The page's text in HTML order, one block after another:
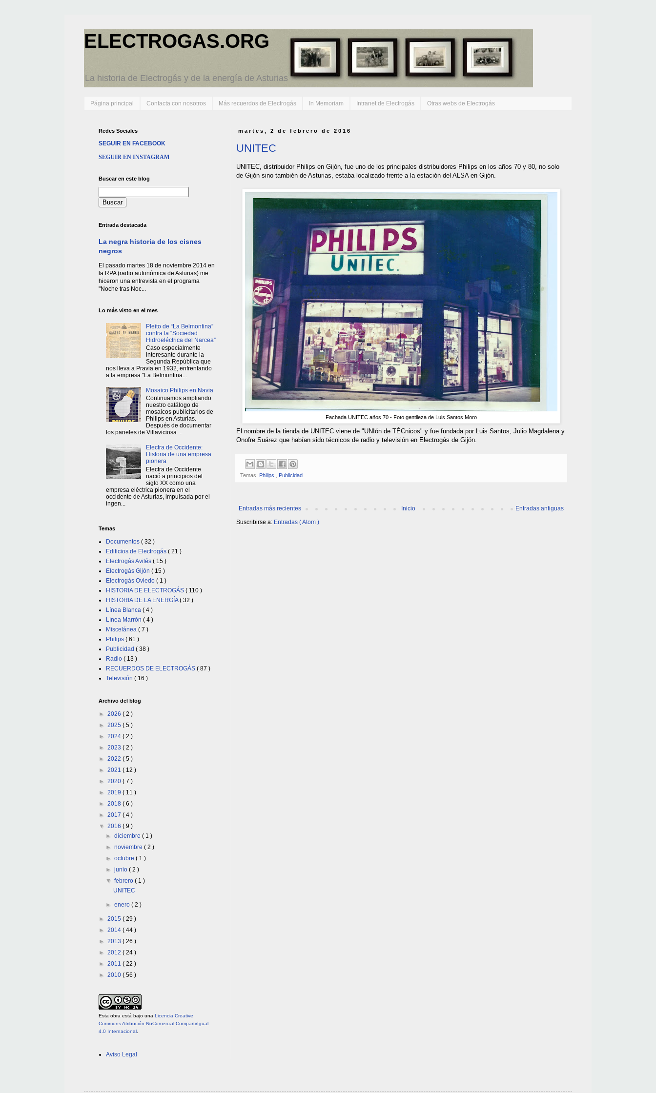
ELECTROGAS.ORG
La historia de Electrogás y de la energía de Asturias
Página principal Contacta con nosotros Más recuerdos de Electrogás In Memoriam Intranet de Electrogás Otras webs de Electrogás
martes, 2 de febrero de 2016
UNITEC
UNITEC, distribuidor Philips en Gijón, fue uno de los principales distribuidores Philips en los años 70 y 80, no solo
de Gijón sino también de Asturias, estaba localizado frente a la estación del ALSA en Gijón.
Fachada UNITEC años 70 - Foto gentileza de Luis Santos Moro
El nombre de la tienda de UNITEC viene de "UNIón de TÉCnicos" y fue fundada por Luis Santos, Julio Magdalena y
Onofre Suárez que habían sido técnicos de radio y televisión en Electrogás de Gijón.
Temas: Philips Publicidad
Entradas más recientes Entradas antiguas
Inicio
Suscribirse a: Entradas ( Atom )
Redes Sociales
SEGUIR EN FACEBOOK
SEGUIR EN INSTAGRAM
Buscar en este blog
Entrada destacada
La negra historia de los cisnes
negros
El pasado martes 18 de noviembre 2014 en
la RPA (radio autonómica de Asturias) me
hiceron una entrevista en el programa
"Noche tras Noc...
Lo más visto en el mes
Pleito de “La Belmontina”
contra la “Sociedad
Hidroeléctrica del Narcea”
Caso especialmente
interesante durante la
Segunda República que
nos lleva a Pravia en 1932, enfrentando
a la empresa "La Belmontina...
Mosaico Philips en Navia
Continuamos ampliando
nuestro catálogo de
mosaicos publicitarios de
Philips en Asturias.
Después de documentar
los paneles de Villaviciosa ...
Electra de Occidente:
Historia de una empresa
pionera
Electra de Occidente
nació a principios del
siglo XX como una
empresa eléctrica pionera en el
occidente de Asturias, impulsada por el
ingen...
Temas
Documentos ( 32 )
Edificios de Electrogás ( 21 )
Electrogás Avilés ( 15 )
Electrogás Gijón ( 15 )
Electrogás Oviedo ( 1 )
HISTORIA DE ELECTROGÁS ( 110 )
HISTORIA DE LA ENERGÍA( 32 )
Línea Blanca ( 4 )
Línea Marrón ( 4 )
Miscelánea ( 7 )
Philips ( 61 )
Publicidad ( 38 )
Radio ( 13 )
RECUERDOS DE ELECTROGÁS ( 87 )
Televisión ( 16 )
Archivo del blog
► 2026 ( 2 )
► 2025 ( 5 )
► 2024 ( 2 )
► 2023 ( 2 )
► 2022 ( 5 )
► 2021 ( 12 )
► 2020 ( 7 )
► 2019 ( 11 )
► 2018 ( 6 )
► 2017 ( 4 )
▼ 2016 ( 9 )
►diciembre( 1 )
►noviembre( 2 )
►octubre( 1 )
►junio( 2 )
▼febrero( 1 )
UNITEC
►enero( 2 )
► 2015 ( 29 )
► 2014 ( 44 )
► 2013 ( 26 )
► 2012 ( 24 )
► 2011 ( 22 )
► 2010 ( 56 )
Esta obra está bajo una Licencia Creative
Commons Atribución-NoComercial-CompartirIgual
4.0 Internacional
Aviso Legal